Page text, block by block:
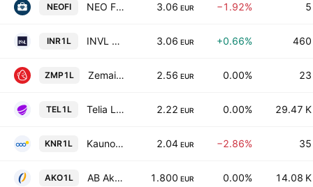
NEOFI NEO Finance AB 3.06 EUR −1.92% 5
INR1L INVL Baltic Real Estate UTIB EUR 3.06 EUR +0.66% 460
ZMP1L Zemaitijos Pienas AB 2.56 EUR 0.00% 23
TEL1L Telia Lietuva AB 2.22 EUR 0.00% 29.47 K
KNR1L Kauno Energija AB 2.04 EUR −2.86% 35
AKO1L AB Akola Group 1.800 EUR 0.00% 14.08 K